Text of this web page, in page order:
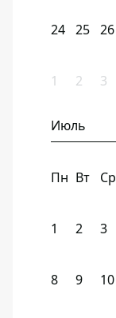
24 25 26
1 2 3
Июль
Пн Вт Ср
1 2 3
8 9 10